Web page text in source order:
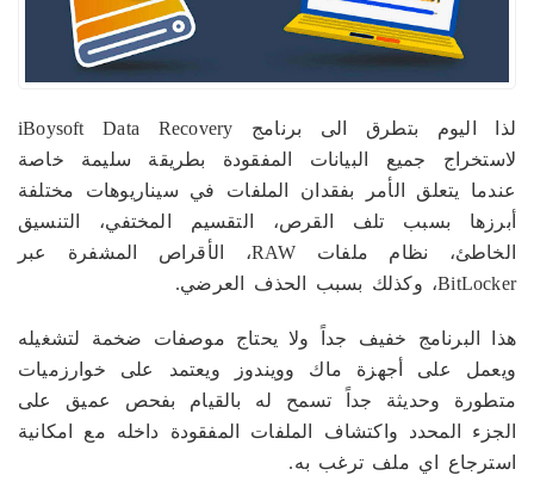
لذا اليوم بتطرق الى برنامج iBoysoft Data Recovery
لاستخراج جميع البيانات المفقودة بطريقة سليمة خاصة
عندما يتعلق الأمر بفقدان الملفات في سيناريوهات مختلفة
أبرزها بسبب تلف القرص، التقسيم المختفي، التنسيق
الخاطئ، نظام ملفات RAW، الأقراص المشفرة عبر
BitLocker، وكذلك بسبب الحذف العرضي.
هذا البرنامج خفيف جداً ولا يحتاج موصفات ضخمة لتشغيله
ويعمل على أجهزة ماك وويندوز ويعتمد على خوارزميات
متطورة وحديثة جداً تسمح له بالقيام بفحص عميق على
الجزء المحدد واكتشاف الملفات المفقودة داخله مع امكانية
استرجاع اي ملف ترغب به.